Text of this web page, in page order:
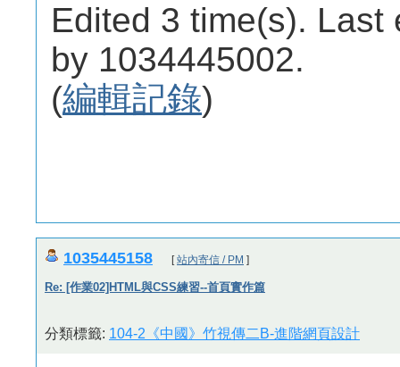
Edited 3 time(s). Last
by 1034445002.
(編輯記錄)
1035445158 [站內寄信 / PM ]
Re: [作業02]HTML與CSS練習--首頁實作篇
分類標籤: 104-2《中國》竹視傳二B-進階網頁設計